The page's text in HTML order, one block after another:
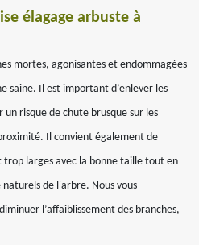
élagage arbuste à
mortes, agonisantes et endommagées
saine. Il est important d’enlever les
risque de chute brusque sur les
Il convient également de
trop larges avec la bonne taille tout en
de l'arbre. Nous vous
l’affaiblissement des branches,